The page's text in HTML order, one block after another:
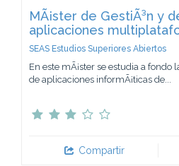
MÃ¡ster de GestiÃ³n y
aplicaciones
SEAS Estudios Superiores Abiertos
En este mÃ¡ster se estudia a fondo
de aplicaciones informÃ¡ticas de...
Compartir